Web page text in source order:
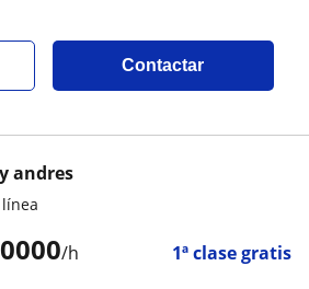
Contactar
/h 1ª clase gratis
andres
línea